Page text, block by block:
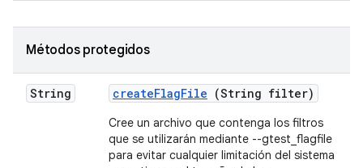
Métodos protegidos
String createFlagFile (String filter)
Cree un archivo que contenga los filtros
que se utilizarán mediante --gtest_flagfile
para evitar cualquier limitación del sistema